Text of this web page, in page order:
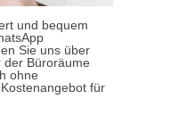
und bequem
Sie uns über
der Büroräume
ohne
für